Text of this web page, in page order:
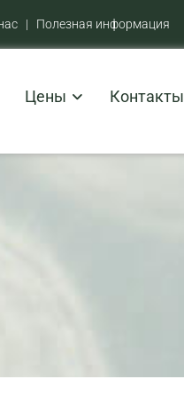
| Полезная информация
Цены Контакты